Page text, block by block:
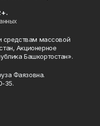
средствам массовой
Акционерное
Башкортостан».
Фаязовна.
35.